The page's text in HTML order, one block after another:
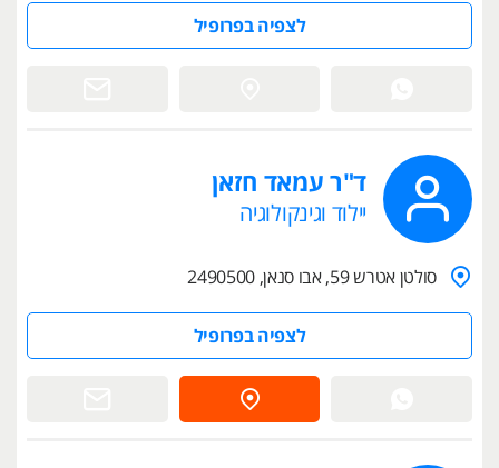
לצפיה בפרופיל
ד"ר עמאד חזאן
יילוד וגינקולוגיה
סולטן אטרש 59, אבו סנאן, 2490500
לצפיה בפרופיל